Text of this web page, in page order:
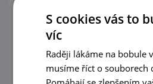
Srdečně vás zveme na 1.
S cookies vás to
víc
Raději lákáme na bobule
musíme říct o souborech